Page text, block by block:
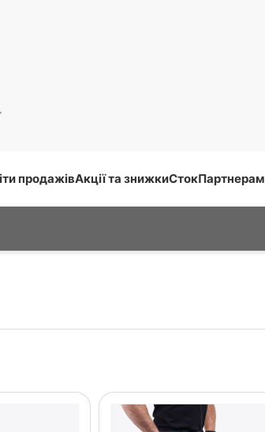
продажівАкції та знижкиСтокПартнерам